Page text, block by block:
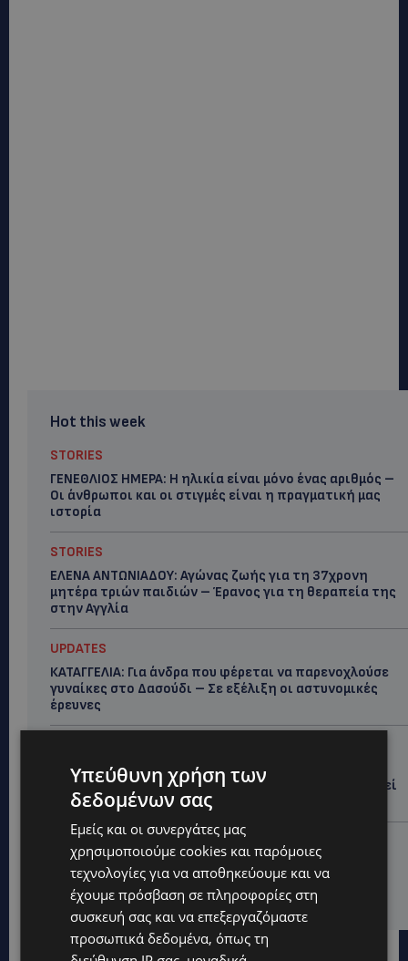
Hot this week
STORIES
ΓΕΝΕΘΛΙΟΣ ΗΜΕΡΑ: Η ηλικία είναι μόνο ένας αριθμός –
Οι άνθρωποι και οι στιγμές είναι η πραγματική μας
ιστορία
STORIES
ΕΛΕΝΑ ΑΝΤΩΝΙΑΔΟΥ: Αγώνας ζωής για τη 37χρονη
μητέρα τριών παιδιών – Έρανος για τη θεραπεία της
στην Αγγλία
UPDATES
ΚΑΤΑΓΓΕΛΙΑ: Για άνδρα που φέρεται να παρενοχλούσε
γυναίκες στο Δασούδι – Σε εξέλιξη οι αστυνομικές
έρευνες
ΛΕΥΚΩΣΙΑ: Γιατί ένας 16χρονος φέρεται να έβαλε
φωτιά σε ιστορική μπυραρία – Η Αστυνομία αναζητεί
το κίνητρο
UPDATES
ΛΑΤΣΙΑ-ΓΕΡΙ: Στο επίκεντρο η δημιουργία δομών για
ασυνόδευτους ανήλικους – Αντιδρά ο Δήμος,
στηρίζει υπό προϋποθέσεις το Κίνημα Οικολόγων
Υπεύθυνη χρήση των
δεδομένων σας
Εμείς και οι συνεργάτες μας
χρησιμοποιούμε cookies και παρόμοιες
τεχνολογίες για να αποθηκεύουμε και να
έχουμε πρόσβαση σε πληροφορίες στη
συσκευή σας και να επεξεργαζόμαστε
προσωπικά δεδομένα, όπως τη